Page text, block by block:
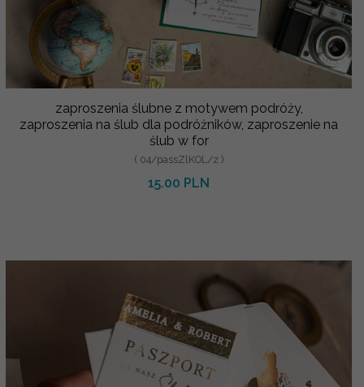
zaproszenia ślubne z motywem podróży,
zaproszenia na ślub dla podróżników, zaproszenie na
ślub w for
( 04/passZlKOL/z )
15.00 PLN